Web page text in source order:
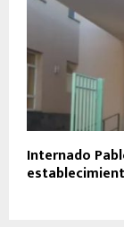
Internado